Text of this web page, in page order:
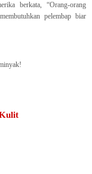
berkata, “Orang-orang
pelembap biar